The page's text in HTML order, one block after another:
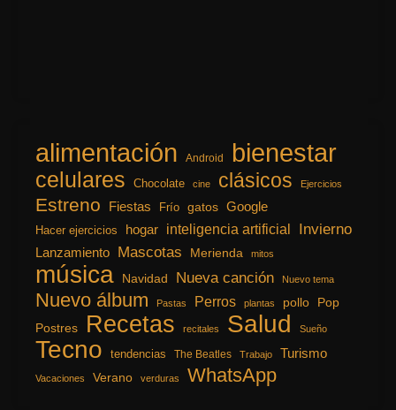
alimentación Android bienestar
celulares Chocolate cine clásicos Ejercicios
Estreno Fiestas Frío gatos Google
Hacer ejercicios hogar inteligencia artificial Invierno
Lanzamiento Mascotas Merienda mitos
música Navidad Nueva canción Nuevo tema
Nuevo álbum Pastas Perros plantas pollo
Pop
Postres
Recetas recitales Salud Sueño
Tecno tendencias The Beatles Trabajo Turismo
Vacaciones Verano verduras WhatsApp